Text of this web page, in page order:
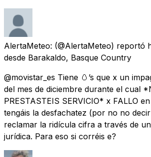
AlertaMeteo: (@AlertaMeteo) reportó
desde Barakaldo, Basque Country
@movistar_es Tiene 🥚’s que x un
del mes de diciembre durante el cual
PRESTASTEIS SERVICIO* x FALLO
tengáis la desfachatez (por no no
reclamar la ridícula cifra a través de
jurídica. Para eso si corréis e?